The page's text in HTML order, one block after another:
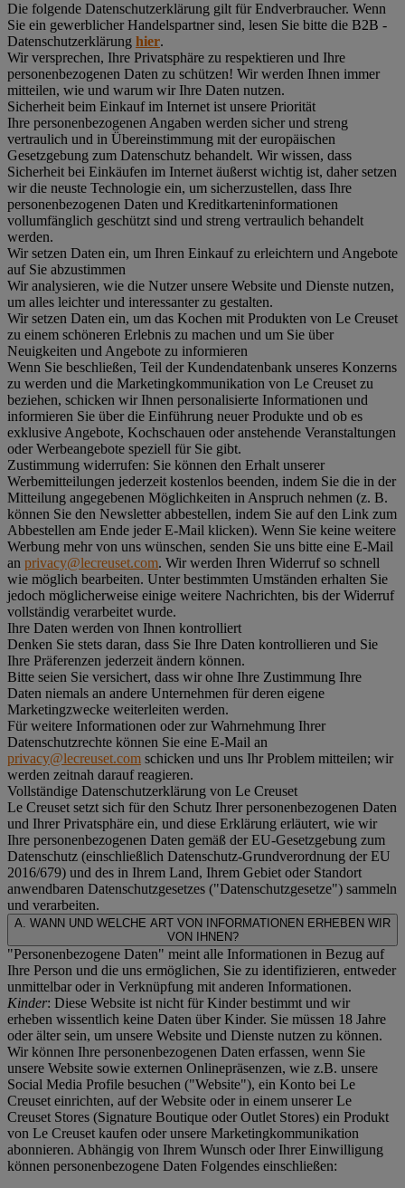
Die folgende Datenschutzerklärung gilt für Endverbraucher. Wenn
Sie ein gewerblicher Handelspartner sind, lesen Sie bitte die B2B -
Datenschutzerklärung hier.
Wir versprechen, Ihre Privatsphäre zu respektieren und Ihre
personenbezogenen Daten zu schützen! Wir werden Ihnen immer
mitteilen, wie und warum wir Ihre Daten nutzen.
Sicherheit beim Einkauf im Internet ist unsere Priorität
Ihre personenbezogenen Angaben werden sicher und streng
vertraulich und in Übereinstimmung mit der europäischen
Gesetzgebung zum Datenschutz behandelt. Wir wissen, dass
Sicherheit bei Einkäufen im Internet äußerst wichtig ist, daher setzen
wir die neuste Technologie ein, um sicherzustellen, dass Ihre
personenbezogenen Daten und Kreditkarteninformationen
vollumfänglich geschützt sind und streng vertraulich behandelt
werden.
Wir setzen Daten ein, um Ihren Einkauf zu erleichtern und Angebote
auf Sie abzustimmen
Wir analysieren, wie die Nutzer unsere Website und Dienste nutzen,
um alles leichter und interessanter zu gestalten.
Wir setzen Daten ein, um das Kochen mit Produkten von Le Creuset
zu einem schöneren Erlebnis zu machen und um Sie über
Neuigkeiten und Angebote zu informieren
Wenn Sie beschließen, Teil der Kundendatenbank unseres Konzerns
zu werden und die Marketingkommunikation von Le Creuset zu
beziehen, schicken wir Ihnen personalisierte Informationen und
informieren Sie über die Einführung neuer Produkte und ob es
exklusive Angebote, Kochschauen oder anstehende Veranstaltungen
oder Werbeangebote speziell für Sie gibt.
Zustimmung widerrufen: Sie können den Erhalt unserer
Werbemitteilungen jederzeit kostenlos beenden, indem Sie die in der
Mitteilung angegebenen Möglichkeiten in Anspruch nehmen (z. B.
können Sie den Newsletter abbestellen, indem Sie auf den Link zum
Abbestellen am Ende jeder E-Mail klicken). Wenn Sie keine weitere
Werbung mehr von uns wünschen, senden Sie uns bitte eine E-Mail
an privacy@lecreuset.com. Wir werden Ihren Widerruf so schnell
wie möglich bearbeiten. Unter bestimmten Umständen erhalten Sie
jedoch möglicherweise einige weitere Nachrichten, bis der Widerruf
vollständig verarbeitet wurde.
Ihre Daten werden von Ihnen kontrolliert
Denken Sie stets daran, dass Sie Ihre Daten kontrollieren und Sie
Ihre Präferenzen jederzeit ändern können.
Bitte seien Sie versichert, dass wir ohne Ihre Zustimmung Ihre
Daten niemals an andere Unternehmen für deren eigene
Marketingzwecke weiterleiten werden.
Für weitere Informationen oder zur Wahrnehmung Ihrer
Datenschutzrechte können Sie eine E-Mail an
privacy@lecreuset.com schicken und uns Ihr Problem mitteilen; wir
werden zeitnah darauf reagieren.
Vollständige Datenschutzerklärung von Le Creuset
Le Creuset setzt sich für den Schutz Ihrer personenbezogenen Daten
und Ihrer Privatsphäre ein, und diese Erklärung erläutert, wie wir
Ihre personenbezogenen Daten gemäß der EU-Gesetzgebung zum
Datenschutz (einschließlich Datenschutz-Grundverordnung der EU
2016/679) und des in Ihrem Land, Ihrem Gebiet oder Standort
anwendbaren Datenschutzgesetzes ("Datenschutzgesetze") sammeln
und verarbeiten.
A. WANN UND WELCHE ART VON INFORMATIONEN ERHEBEN WIR
VON IHNEN?
"Personenbezogene Daten" meint alle Informationen in Bezug auf
Ihre Person und die uns ermöglichen, Sie zu identifizieren, entweder
unmittelbar oder in Verknüpfung mit anderen Informationen.
Kinder: Diese Website ist nicht für Kinder bestimmt und wir
erheben wissentlich keine Daten über Kinder. Sie müssen 18 Jahre
oder älter sein, um unsere Website und Dienste nutzen zu können.
Wir können Ihre personenbezogenen Daten erfassen, wenn Sie
unsere Website sowie externen Onlinepräsenzen, wie z.B. unsere
Social Media Profile besuchen ("Website"), ein Konto bei Le
Creuset einrichten, auf der Website oder in einem unserer Le
Creuset Stores (Signature Boutique oder Outlet Stores) ein Produkt
von Le Creuset kaufen oder unsere Marketingkommunikation
abonnieren. Abhängig von Ihrem Wunsch oder Ihrer Einwilligung
können personenbezogene Daten Folgendes einschließen: